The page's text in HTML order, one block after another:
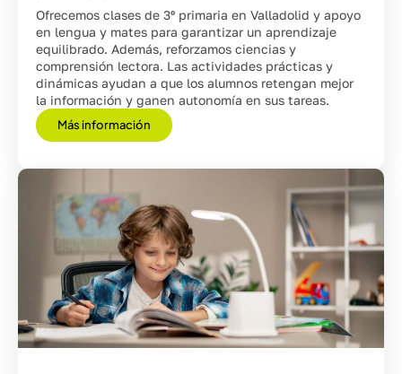
Ofrecemos clases de 3º primaria en Valladolid y apoyo
en lengua y mates para garantizar un aprendizaje
equilibrado. Además, reforzamos ciencias y
comprensión lectora. Las actividades prácticas y
dinámicas ayudan a que los alumnos retengan mejor
la información y ganen autonomía en sus tareas.
Más información